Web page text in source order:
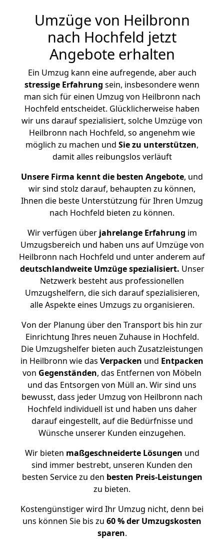
Umzüge von Heilbronn
nach Hochfeld jetzt
Angebote erhalten
Ein Umzug kann eine aufregende, aber auch
stressige Erfahrung sein, insbesondere wenn
man sich für einen Umzug von Heilbronn nach
Hochfeld entscheidet. Glücklicherweise haben
wir uns darauf spezialisiert, solche Umzüge von
Heilbronn nach Hochfeld, so angenehm wie
möglich zu machen und Sie zu unterstützen,
damit alles reibungslos verläuft
Unsere Firma kennt die besten Angebote, und
wir sind stolz darauf, behaupten zu können,
Ihnen die beste Unterstützung für Ihren Umzug
nach Hochfeld bieten zu können.
Wir verfügen überjahrelange Erfahrung im
Umzugsbereich und haben uns auf Umzüge von
Heilbronn nach Hochfeld und unter anderem auf
deutschlandweite Umzüge spezialisiert. Unser
Netzwerk besteht aus professionellen
Umzugshelfern, die sich darauf spezialisieren,
alle Aspekte eines Umzugs zu organisieren.
Von der Planung über den Transport bis hin zur
Einrichtung Ihres neuen Zuhause in Hochfeld.
Die Umzugshelfer bieten auch Zusatzleistungen
in Heilbronn wie das Verpacken und Entpacken
von Gegenständen, das Entfernen von Möbeln
und das Entsorgen von Müll an. Wir sind uns
bewusst, dass jeder Umzug von Heilbronn nach
Hochfeld individuell ist und haben uns daher
darauf eingestellt, auf die Bedürfnisse und
Wünsche unserer Kunden einzugehen.
Wir bieten maßgeschneiderte Lösungen und
sind immer bestrebt, unseren Kunden den
besten Service zu den besten Preis-Leistungen
zu bieten.
Kostengünstiger wird Ihr Umzug nicht, denn bei
uns können Sie bis zu 60 % der Umzugskosten
sparen.